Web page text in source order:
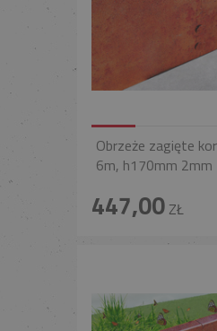
Obrzeże zagięte
6m, h170mm 2mm
447,00ZŁ